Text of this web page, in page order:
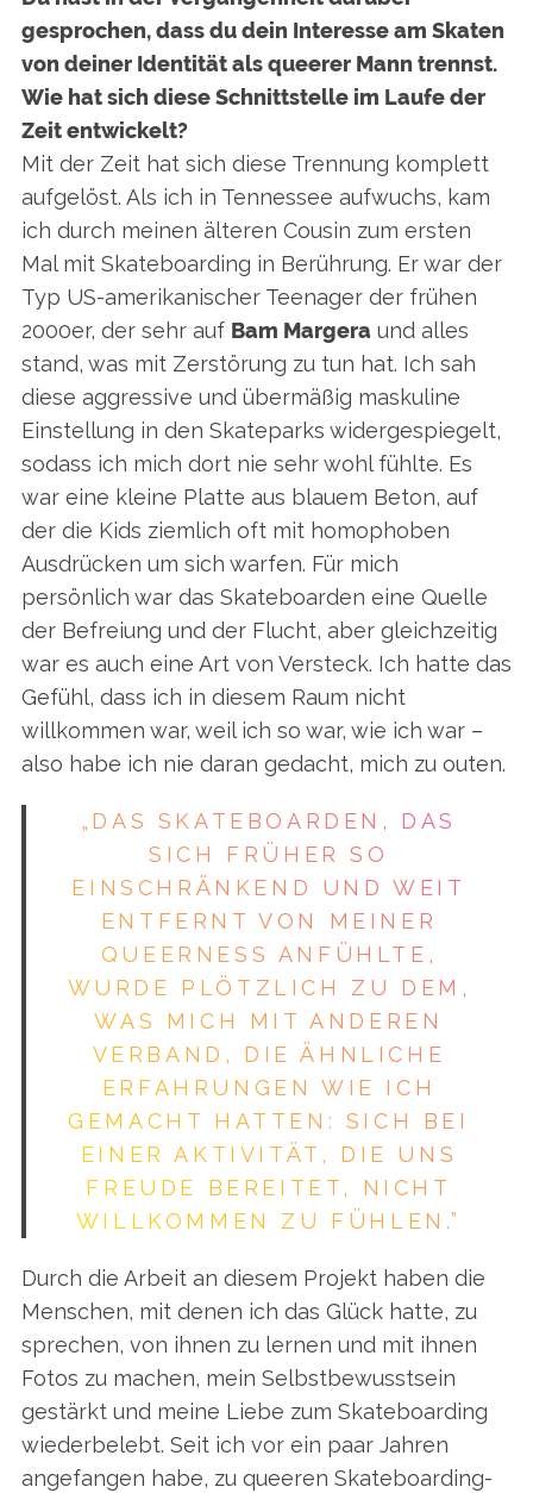
gesprochen, dass du dein Interesse am Skaten
von deiner Identität als queerer Mann trennst.
Wie hat sich diese Schnittstelle im Laufe der
Zeit entwickelt?
Mit der Zeit hat sich diese Trennung komplett
aufgelöst. Als ich in Tennessee aufwuchs, kam
ich durch meinen älteren Cousin zum ersten
Mal mit Skateboarding in Berührung. Er war der
Typ US-amerikanischer Teenager der frühen
2000er, der sehr auf Bam Margera und alles
stand, was mit Zerstörung zu tun hat. Ich sah
diese aggressive und übermäßig maskuline
Einstellung in den Skateparks widergespiegelt,
sodass ich mich dort nie sehr wohl fühlte. Es
war eine kleine Platte aus blauem Beton, auf
der die Kids ziemlich oft mit homophoben
Ausdrücken um sich warfen. Für mich
persönlich war das Skateboarden eine Quelle
der Befreiung und der Flucht, aber gleichzeitig
war es auch eine Art von Versteck. Ich hatte das
Gefühl, dass ich in diesem Raum nicht
willkommen war, weil ich so war, wie ich war –
also habe ich nie daran gedacht, mich zu outen.
„DAS SKATEBOARDEN, DAS
SICH FRÜHER SO
EINSCHRÄNKEND UND WEIT
ENTFERNT VON MEINER
QUEERNESS ANFÜHLTE,
WURDE PLÖTZLICH ZU DEM,
WAS MICH MIT ANDEREN
VERBAND, DIE ÄHNLICHE
ERFAHRUNGEN WIE ICH
GEMACHT HATTEN: SICH BEI
EINER AKTIVITÄT, DIE UNS
FREUDE BEREITET, NICHT
WILLKOMMEN ZU FÜHLEN.”
Durch die Arbeit an diesem Projekt haben die
Menschen, mit denen ich das Glück hatte, zu
sprechen, von ihnen zu lernen und mit ihnen
Fotos zu machen, mein Selbstbewusstsein
gestärkt und meine Liebe zum Skateboarding
wiederbelebt. Seit ich vor ein paar Jahren
angefangen habe, zu queeren Skateboarding-